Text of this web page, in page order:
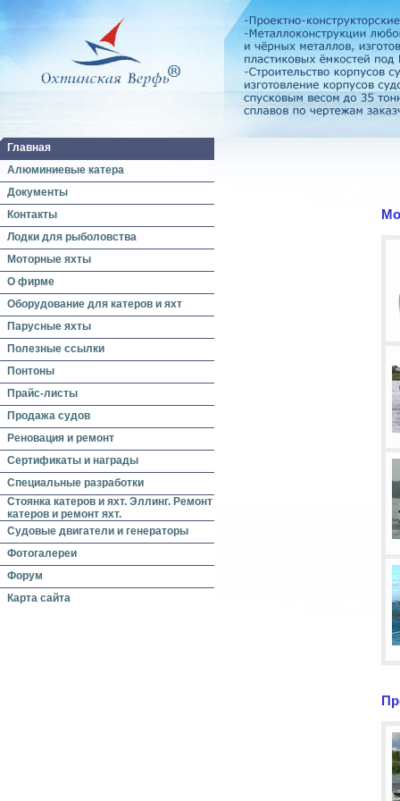
Главная
Алюминиевые катера
Документы
Контакты
Лодки для рыболовства
Моторные яхты
О фирме
Оборудование для катеров и яхт
Парусные яхты
Полезные ссылки
Понтоны
Прайс-листы
Продажа судов
Реновация и ремонт
Сертификаты и награды
Специальные разработки
Стоянка катеров и яхт. Эллинг. Ремонт
катеров и ремонт яхт.
Судовые двигатели и генераторы
Фотогалереи
Форум
Карта сайта